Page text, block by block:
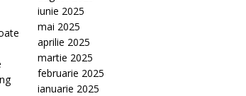
iunie 2025
mai 2025
aprilie 2025
martie 2025
februarie 2025
ianuarie 2025